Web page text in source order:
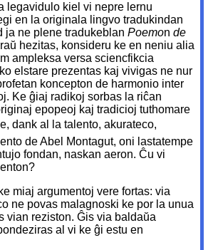
legavidulo kiel vi nepre lernu
en la originala lingvo tradukindan
ja ne plene tradukeblanPoemonde
hezitas, konsideru ke en neniu alia
ampleksa versa sciencfikcia
elstare prezentas kaj vivigas ne nur
koncepton de harmonio inter
Ke ĝiaj radikoj sorbas la riĉan
epopeoj kaj tradicioj tuthomare
dank al la talento, akurateco,
de Abel Montagut, oni lastatempe
fondan, naskan aeron. Ĉu vi
miaj argumentoj vere fortas: via
ne povas malagnoski ke por la unua
vian reziston. Ĝis via baldaŭa
al vi ke ĝi estu en